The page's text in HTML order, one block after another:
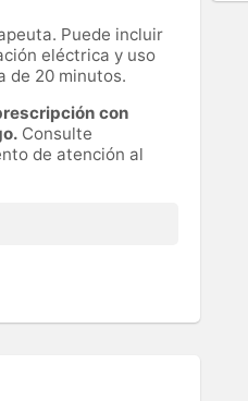
Puede incluir
eléctrica y uso
de 20 minutos.
con
Consulte
de atención al